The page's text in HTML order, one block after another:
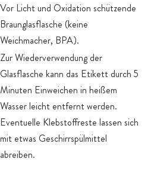
Vor Licht und Oxidation schützende
Braunglasflasche (keine
Weichmacher, BPA).
Zur Wiederverwendung der
Glasflasche kann das Etikett durch 5
Minuten Einweichen in heißem
Wasser leicht entfernt werden.
Eventuelle Klebstoffreste lassen sich
mit etwas Geschirrspülmittel
abreiben.